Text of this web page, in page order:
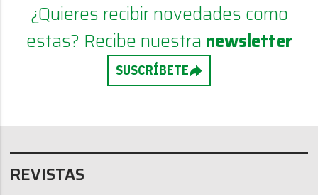
¿Quieres recibir novedades como
estas? Recibe nuestra newsletter
SUSCRÍBETE
REVISTAS